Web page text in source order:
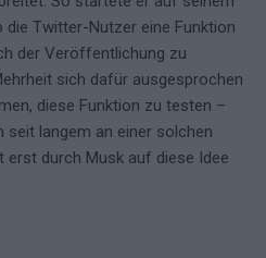
die Twitter-Nutzer eine Funktion
der Veröffentlichung zu
sich dafür ausgesprochen
diese Funktion zu testen –
seit langem an einer solchen
erst durch Musk auf diese Idee